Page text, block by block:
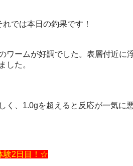
では本日の釣果です！
ームが好調でした。表層付近に
した。
、1.0gを超えると反応が一気に
験2日目！☆